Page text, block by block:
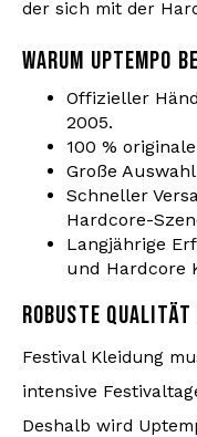
der sich mit der
WARUM UPTEMPO
Offizieller
2005.
100 %
Große
Schneller
Hardcore-
Langjährige
und Hardcore
ROBUSTE
Festival Kleidung
intensive
Deshalb wird